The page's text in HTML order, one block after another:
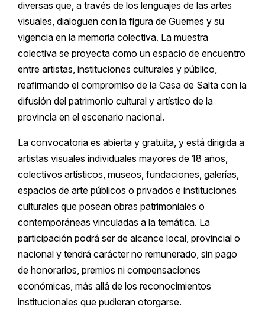
diversas que, a través de los lenguajes de las artes
visuales, dialoguen con la figura de Güemes y su
vigencia en la memoria colectiva. La muestra
colectiva se proyecta como un espacio de encuentro
entre artistas, instituciones culturales y público,
reafirmando el compromiso de la Casa de Salta con la
difusión del patrimonio cultural y artístico de la
provincia en el escenario nacional.
La convocatoria es abierta y gratuita, y está dirigida a
artistas visuales individuales mayores de 18 años,
colectivos artísticos, museos, fundaciones, galerías,
espacios de arte públicos o privados e instituciones
culturales que posean obras patrimoniales o
contemporáneas vinculadas a la temática. La
participación podrá ser de alcance local, provincial o
nacional y tendrá carácter no remunerado, sin pago
de honorarios, premios ni compensaciones
económicas, más allá de los reconocimientos
institucionales que pudieran otorgarse.